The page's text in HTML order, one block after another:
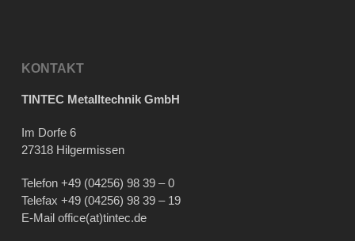
KONTAKT
TINTEC Metalltechnik GmbH
Im Dorfe 6
27318 Hilgermissen
Telefon +49 (04256) 98 39 – 0
Telefax +49 (04256) 98 39 – 19
E-Mail office(at)tintec.de